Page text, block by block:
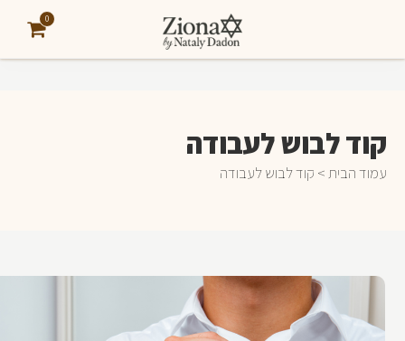
0
קוד לבוש לעבודה
עמוד הבית> קוד לבוש לעבודה